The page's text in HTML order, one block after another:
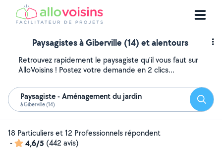
Paysagistes à Giberville (14) et alentours
Retrouvez rapidement le paysagiste qu'il vous faut sur
AlloVoisins ! Postez votre demande en 2 clics...
Paysagiste - Aménagement du jardin
à Giberville (14)
18 Particuliers et 12 Professionnels répondent
-
4,6/5 (442 avis)